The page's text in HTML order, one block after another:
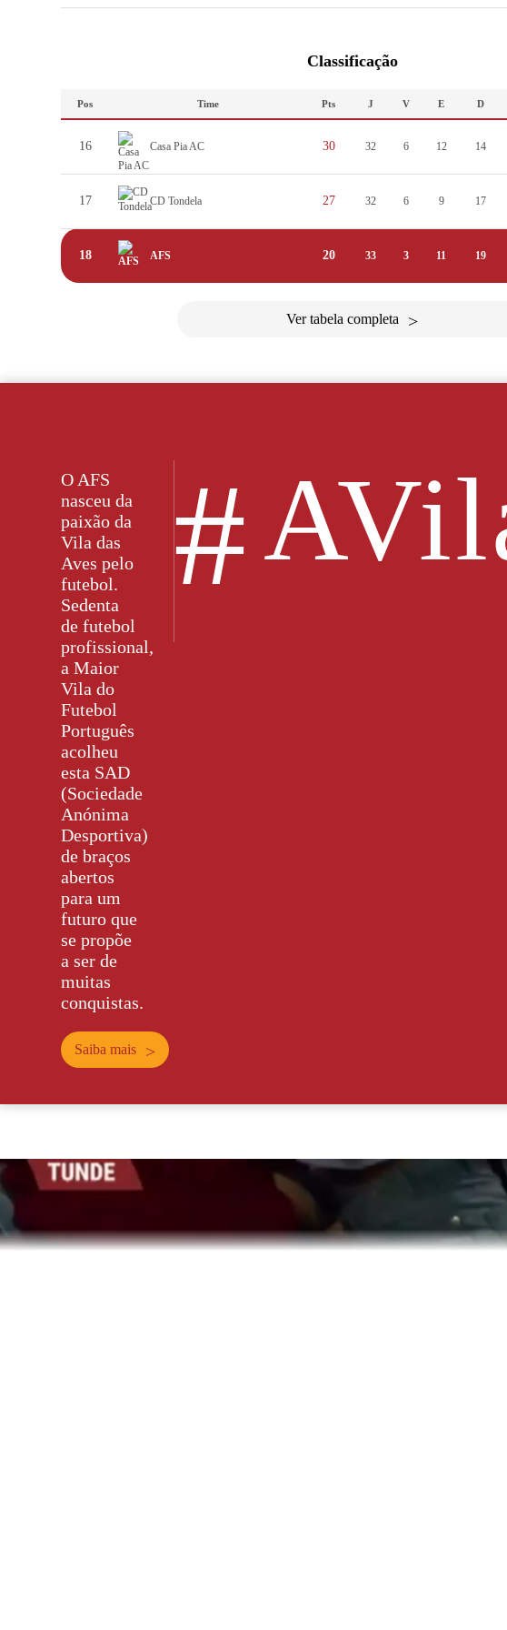
Classificação
Pos Time Pts J V E D
16 Casa Pia AC 30 32 6 12 14
17 CD Tondela 27 32 6 9 17
18 AFS 20 33 3 11 19
Ver tabela completa >
O AFS
nasceu da
paixão da
Vila das
Aves pelo
futebol.
Sedenta
de futebol
profissional,
a Maior
Vila do
Futebol
Português
acolheu
esta SAD
(Sociedade
Anónima
Desportiva)
de braços
abertos
para um
futuro que
se propõe
a ser de
muitas
conquistas.
Saiba mais >
#